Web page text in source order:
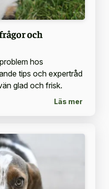
och
hos
tips och expertråd
glad och frisk.
Läs mer